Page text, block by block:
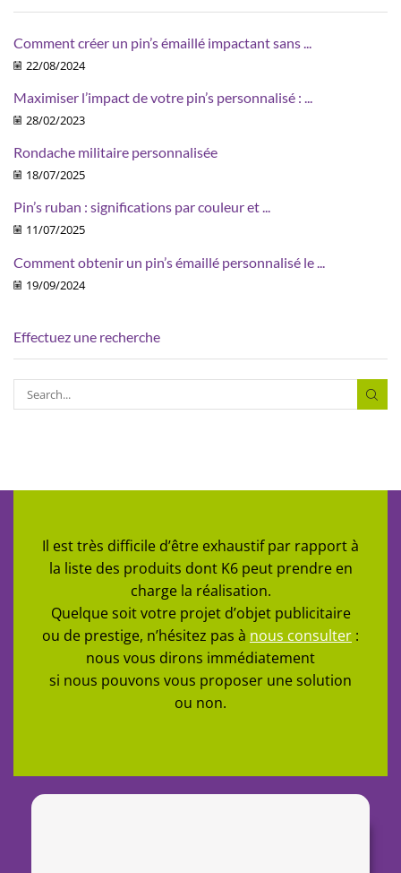
Comment créer un pin’s émaillé impactant sans ...
22/08/2024
Maximiser l’impact de votre pin’s personnalisé : ...
28/02/2023
Rondache militaire personnalisée
18/07/2025
Pin’s ruban : significations par couleur et ...
11/07/2025
Comment obtenir un pin’s émaillé personnalisé le ...
19/09/2024
Effectuez une recherche
Il est très difficile d’être exhaustif par rapport à
la liste des produits dont K6 peut prendre en
charge la réalisation.
Quelque soit votre projet d’objet publicitaire
ou de prestige, n’hésitez pas à nous consulter :
nous vous dirons immédiatement
si nous pouvons vous proposer une solution
ou non.